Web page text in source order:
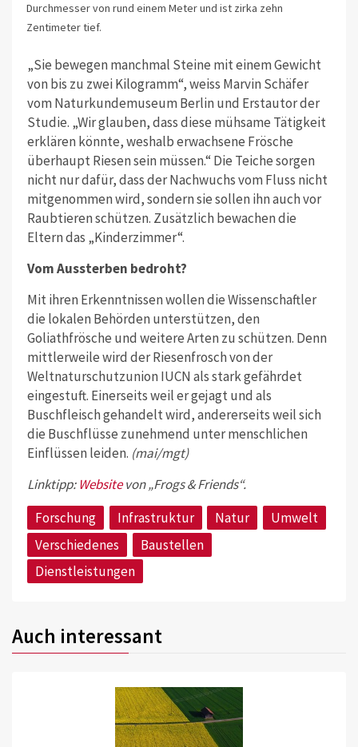
Durchmesser von rund einem Meter und ist zirka zehn
Zentimeter tief.
„Sie bewegen manchmal Steine mit einem Gewicht
von bis zu zwei Kilogramm“, weiss Marvin Schäfer
vom Naturkundemuseum Berlin und Erstautor der
Studie. „Wir glauben, dass diese mühsame Tätigkeit
erklären könnte, weshalb erwachsene Frösche
überhaupt Riesen sein müssen.“ Die Teiche sorgen
nicht nur dafür, dass der Nachwuchs vom Fluss nicht
mitgenommen wird, sondern sie sollen ihn auch vor
Raubtieren schützen. Zusätzlich bewachen die
Eltern das „Kinderzimmer“.
Vom Aussterben bedroht?
Mit ihren Erkenntnissen wollen die Wissenschaftler
die lokalen Behörden unterstützen, den
Goliathfrösche und weitere Arten zu schützen. Denn
mittlerweile wird der Riesenfrosch von der
Weltnaturschutzunion IUCN als stark gefährdet
eingestuft. Einerseits weil er gejagt und als
Buschfleisch gehandelt wird, andererseits weil sich
die Buschflüsse zunehmend unter menschlichen
Einflüssen leiden. (mai/mgt)
Linktipp:Websitevon „Frogs & Friends“.
Forschung
Infrastruktur Natur
Umwelt
Verschiedenes
Baustellen
Dienstleistungen
Auch interessant